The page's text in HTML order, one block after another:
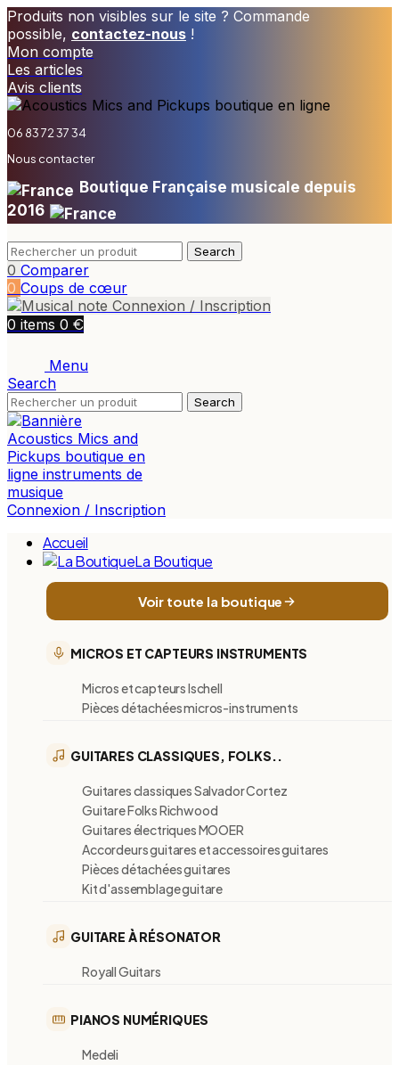
Produits non visibles sur le site ? Commande
possible, contactez-nous !
Mon compte
Les articles
Avis clients
06 83 72 37 34
Nous contacter
Boutique Française musicale depuis
2016
Search
0 Comparer
0 Coups de cœur
Connexion / Inscription
0 items 0 €
Menu
Search
Search
Connexion / Inscription
Accueil
La Boutique
Voir toute la boutique
MICROS ET CAPTEURS INSTRUMENTS
Micros et capteurs Ischell
Pièces détachées micros-instruments
GUITARES CLASSIQUES, FOLKS..
Guitares classiques Salvador Cortez
Guitare Folks Richwood
Guitares électriques MOOER
Accordeurs guitares et accessoires guitares
Pièces détachées guitares
Kit d'assemblage guitare
GUITARE À RÉSONATOR
Royall Guitars
PIANOS NUMÉRIQUES
Medeli